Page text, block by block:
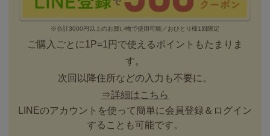
※合計3000円以上のお買い物で使用可能／おひとり様1回限定
ご購入ごとに1P=1円で使えるポイントもたまりま
す。
次回以降住所などの入力も不要に。
⇒詳細はこちら
LINEのアカウントを使って簡単に会員登録＆ログイン
することも可能です。